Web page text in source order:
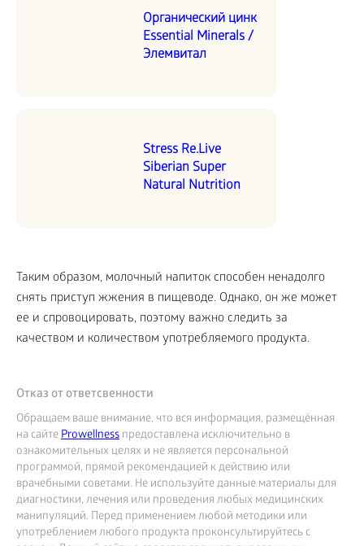
Органический цинк
Essential Minerals /
Элемвитал
Stress Re.Live
Siberian Super
Natural Nutrition
Таким образом, молочный напиток способен ненадолго
снять приступ жжения в пищеводе. Однако, он же может
ее и спровоцировать, поэтому важно следить за
качеством и количеством употребляемого продукта.
Отказ от ответсвенности
Обращаем ваше внимание, что вся информация, размещённая
на сайтеProwellness предоставлена исключительно в
ознакомительных целях и не является персональной
программой, прямой рекомендацией к действию или
врачебными советами. Не используйте данные материалы для
диагностики, лечения или проведения любых медицинских
манипуляций. Перед применением любой методики или
употреблением любого продукта проконсультируйтесь с